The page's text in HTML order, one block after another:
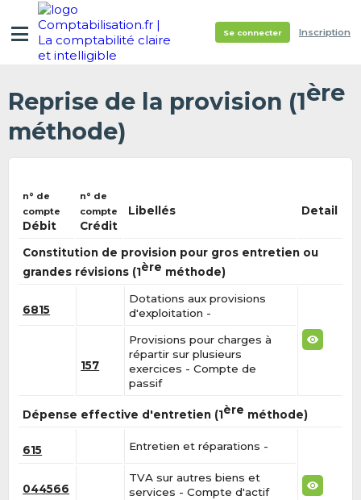
Se connecter Inscription
Reprise de la provision (1ère
méthode)
n° de
compte
Débit
n° de
compte
Crédit
Libellés Detail
Constitution de provision pour gros entretien ou
grandes révisions (1ère méthode)
6815
Dotations aux provisions
d'exploitation -
157
Provisions pour charges à
répartir sur plusieurs
exercices - Compte de
passif
Dépense effective d'entretien (1ère méthode)
615 Entretien et réparations -
044566
TVA sur autres biens et
services - Compte d'actif